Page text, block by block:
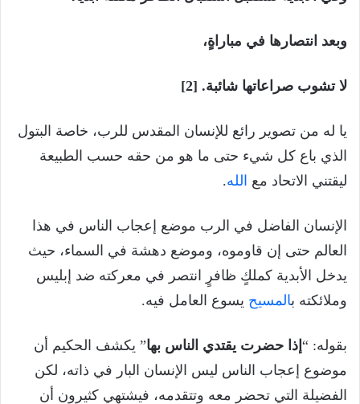
وبعد انتصارها في مباراةٍ،
لا تشوب صراعاتها شائبة. [2]
يا له من تصوير رائع للإنسان المقدس للرب، خاصة البتول
الذي باع كل شيء حتى ما هو من حقه حسب الطبيعة
ليقتني الاتحاد مع الله.
الإنسان الفاضل في الرب موضع إعجاب الناس في هذا
العالم حتى إن قاوموه، وموضع دهشة في السماء، حيث
يدخل الأبدية كملكٍ ظافرٍ انتصر في معركته ضد إبليس
وملائكته بالمسيح يسوع العامل فيه.
بقوله: “ إذا حضرت يقتدي الناس بها” يكشف الحكيم أن
موضوع إعجاب الناس ليس الإنسان البار في ذاته، لكن
الفضيلة التي تحضر معه وتتقدمه، فيشتهي كثيرون أن